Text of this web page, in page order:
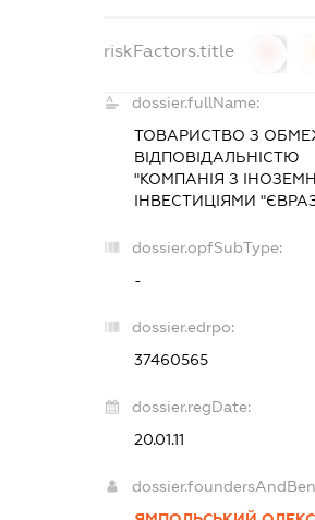
riskFactors.title
dossier.fullName:
ТОВАРИСТВО З
ВІДПОВІДАЛЬНІСТЮ
"КОМПАНІЯ З
ІНВЕСТИЦІЯМИ
dossier.opfSubType:
-
dossier.edrpo:
37460565
dossier.regDate:
20.01.11